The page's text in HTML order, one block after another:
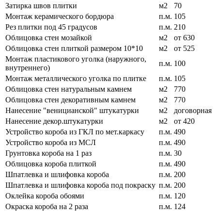
Затирка швов плитки
м2
70
Монтаж керамического бордюра
п.м. 105
Рез плитки под 45 градусов
п.м. 210
Облицовка стен мозайкой
м2
от 630
Облицовка стен плиткой размером 10*10
м2
от 525
Монтаж пластикового уголка (наружного,
внутреннего)
п.м. 100
Монтаж металлического уголка по плитке
п.м. 105
Облицовка стен натуральным камнем
м2
770
Облицовка стен декоративным камнем
м2
770
Нанесение "веницианской" штукатурки
м2
договорная
Нанесение декор.штукатурки
м2
от 420
Устройство короба из ГКЛ по мет.каркасу
п.м. 490
Устройство короба из МСЛ
п.м. 490
Грунтовка короба на 1 раз
п.м. 30
Облицовка короба плиткой
п.м. 490
Шпатлевка и шлифовка короба
п.м. 200
Шпатлевка и шлифовка короба под покраску п.м. 200
Оклейка короба обоями
п.м. 120
Окраска короба на 2 раза
п.м. 124